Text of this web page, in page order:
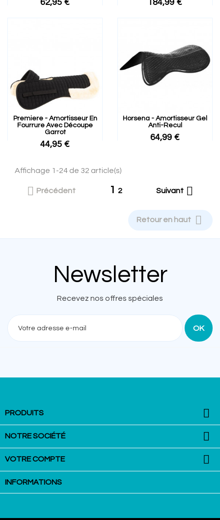
62,95 € 184,99 €
Premiere - Amortisseur En
Fourrure Avec Découpe
Garrot
44,95 €
Horsena - Amortisseur Gel
Anti-Recul
64,99 €
Affichage 1-24 de 32 article(s)
 Précédent 1 2 Suivant 
Retour en haut 
Newsletter
Recevez nos offres spéciales
PRODUITS 
NOTRE SOCIÉTÉ 
VOTRE COMPTE 
INFORMATIONS